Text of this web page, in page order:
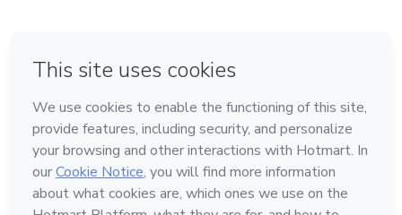
Hecho con❤ en Bogotá
Conoce Hotmart